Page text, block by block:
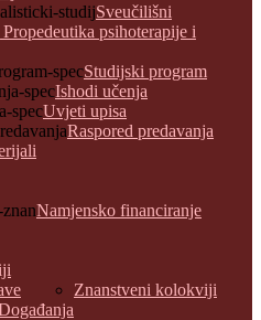
Sveučilišni
psihoterapije i
Studijski program
Ishodi učenja
Uvjeti upisa
Raspored predavanja
Namjensko financiranje
Znanstveni kolokviji